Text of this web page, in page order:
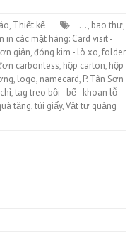
, Thiết kế ..., bao thư,
in các mặt hàng: Card visit -
giản,đóng kim - lò xo,folder
carbonless, hộp carton, hộp
, logo, namecard, P. Tân Sơn
,tag treo bồi - bế - khoan lỗ -
tặng,túi giấy,Vật tư quảng